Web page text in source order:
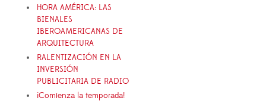
HORA AMÉRICA: LAS
BIENALES
IBEROAMERICANAS DE
ARQUITECTURA
RALENTIZACIÓN EN LA
INVERSIÓN
PUBLICITARIA DE RADIO
¡Comienza la temporada!